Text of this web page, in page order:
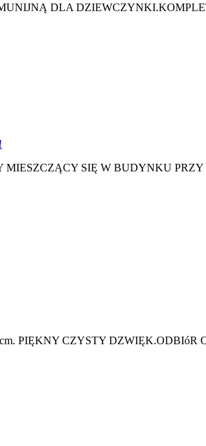
DLA
SIĘ W BUDYNKU PRZY
PIĘKNY CZYSTY DZWIĘK.ODBIóR